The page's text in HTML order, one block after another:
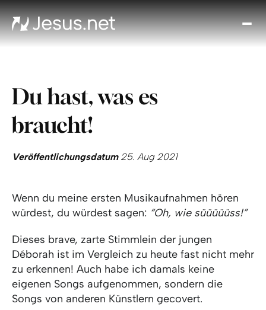
Du hast, was es
braucht!
Veröffentlichungsdatum25. Aug 2021
Wenn du meine ersten Musikaufnahmen hören
würdest, du würdest sagen: “Oh, wie süüüüüss!”
Dieses brave, zarte Stimmlein der jungen
Déborah ist im Vergleich zu heute fast nicht mehr
zu erkennen! Auch habe ich damals keine
eigenen Songs aufgenommen, sondern die
Songs von anderen Künstlern gecovert.